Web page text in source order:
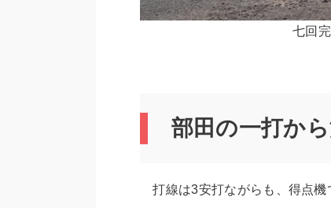
七回
部田の一打か
打線は3安打ながらも、得点機